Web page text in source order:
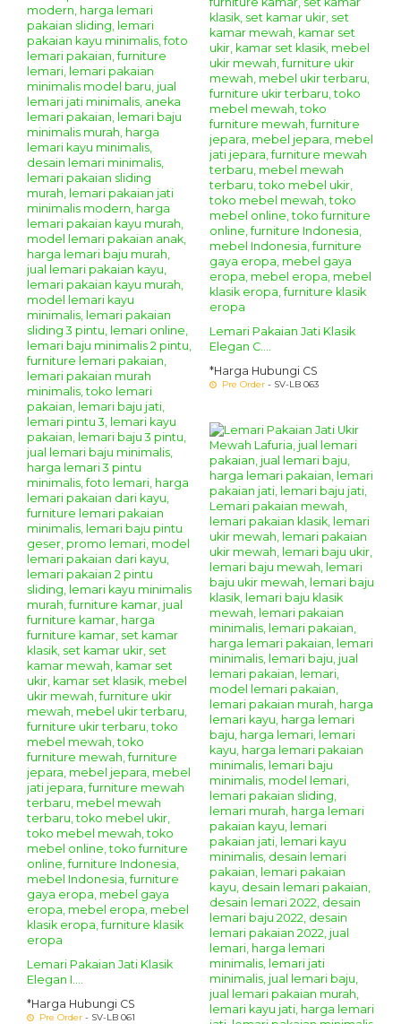
Lemari Pakaian Jati Klasik
Elegan C....
*Harga Hubungi CS
Pre Order - SV-LB 063
Lemari Pakaian Jati Klasik
Elegan I....
*Harga Hubungi CS
Pre Order - SV-LB 061